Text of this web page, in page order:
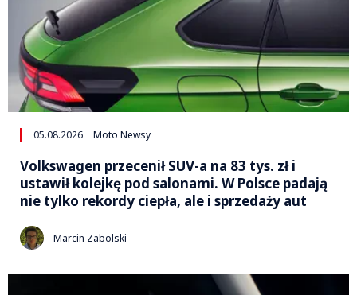
05.08.2026 Moto Newsy
Volkswagen przecenił SUV-a na 83 tys. zł i
ustawił kolejkę pod salonami. W Polsce padają
nie tylko rekordy ciepła, ale i sprzedaży aut
Marcin Zabolski